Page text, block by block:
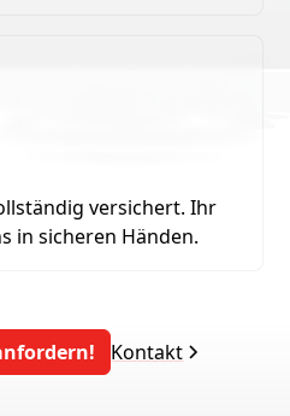
versichert. Ihr
in sicheren Händen.
Kontakt